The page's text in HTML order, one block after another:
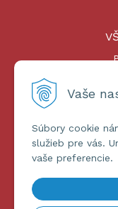
Vaše
Súbory cookie
služieb pre vás.
vaše preferencie.